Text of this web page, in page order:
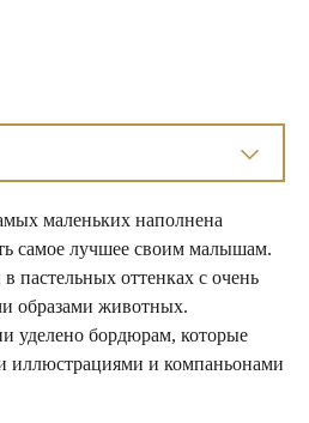
маленьких наполнена
самое лучшее своим малышам.
пастельных оттенках с очень
образами животных.
уделено бордюрам, которые
иллюстрациями и компаньонами